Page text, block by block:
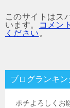
このサイトはス
います。
コメン
ください 。
ブログランキン
ポチよろしくお